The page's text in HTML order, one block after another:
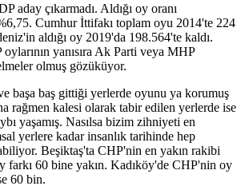
aday çıkarmadı. Aldığı oy oranı
Cumhur İttifakı toplam oyu 2014'te 224
aldığı oy 2019'da 198.564'te kaldı.
yanısıra Ak Parti veya MHP
olmuş gözüküyor.
başa baş gittiği yerlerde oyunu ya korumuş
rağmen kalesi olarak tabir edilen yerlerde ise
yaşamış. Nasılsa bizim zihniyeti en
yerlere kadar insanlık tarihinde hep
Beşiktaş'ta CHP'nin en yakın rakibi
farkı 60 bine yakın. Kadıköy'de CHP'nin oy
60 bin.